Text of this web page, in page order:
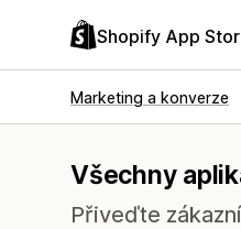
Shopify App
Marketing a konverze
Všechny
Přiveďte